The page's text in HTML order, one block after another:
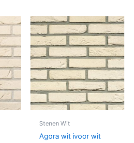
Stenen Wit
Agora wit ivoor wit